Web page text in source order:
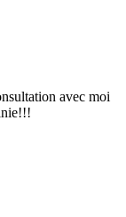
avec moi